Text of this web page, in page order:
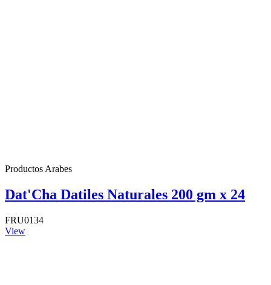
Productos Arabes
Dat'Cha Datiles Naturales 200 gm x 24
FRU0134
View